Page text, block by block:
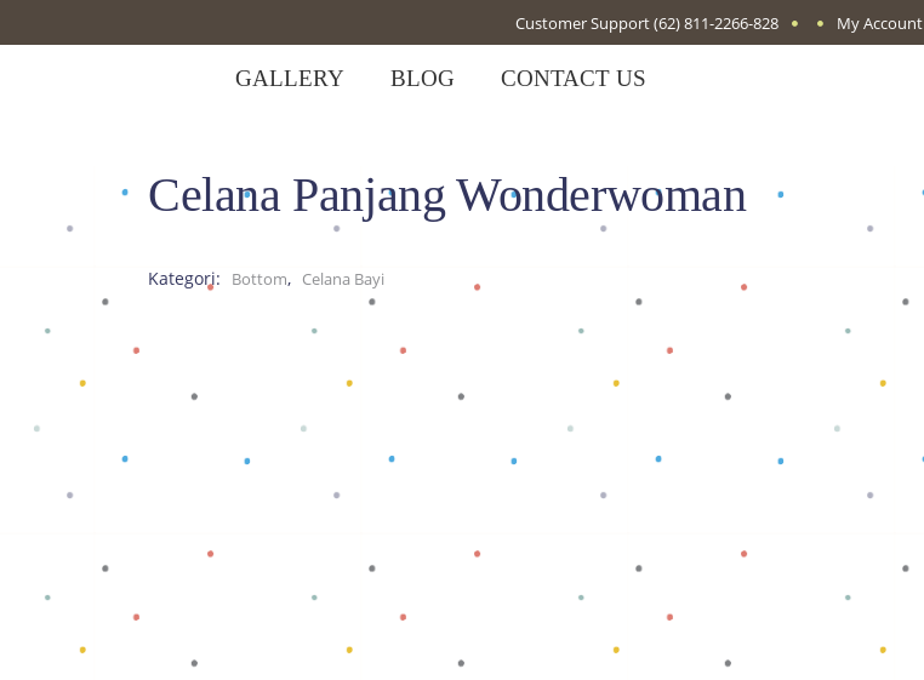
Customer Support(62) 811-2266-828 My Account
GALLERY BLOG CONTACT US
Celana Panjang Wonderwoman
Kategori: Bottom, Celana Bayi